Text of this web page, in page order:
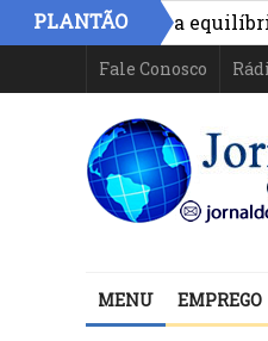
PLANTÃO
aponta equilíbrio
Fale Conosco
MENU EMPREGO